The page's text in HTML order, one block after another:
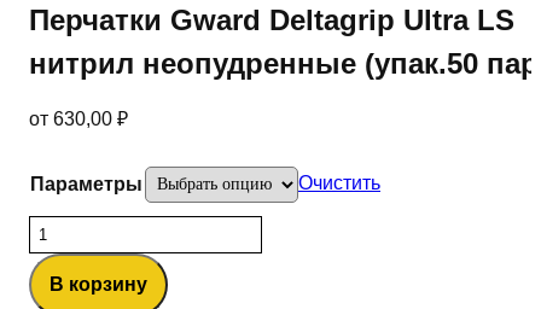
Перчатки Gward Deltagrip Ultra LS
нитрил неопудренные (упак.50
от 630,00 ₽
Параметры Очистить
Количество
товара
Перчатки
В корзину